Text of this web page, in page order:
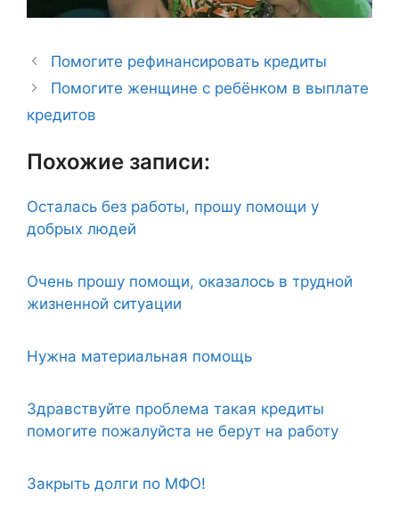
Помогите рефинансировать кредиты
Помогите женщине с ребёнком в выплате
кредитов
Похожие записи:
Осталась без работы, прошу помощи у
добрых людей
Очень прошу помощи, оказалось в трудной
жизненной ситуации
Нужна материальная помощь
Здравствуйте проблема такая кредиты
помогите пожалуйста не берут на работу
Закрыть долги по МФО!